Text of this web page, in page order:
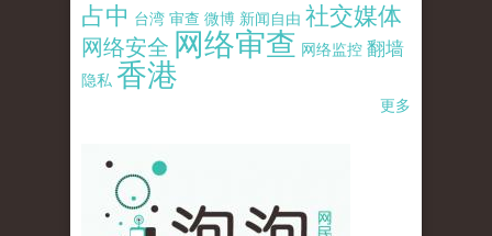
占中 台湾 审查 微博 新闻自由 社交媒体
网络安全 网络审查 网络监控 翻墙
隐私 香港
更多
pao-pao-banner-mirror-site-120814.jpg